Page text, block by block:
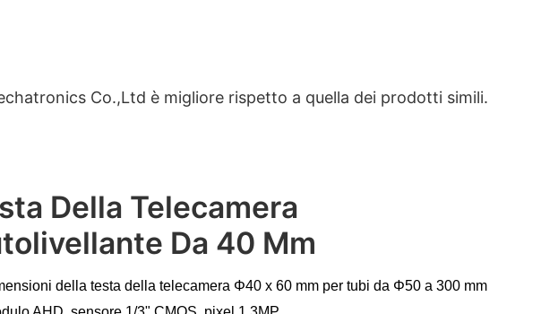
Co.,Ltd è migliore rispetto a quella dei prodotti simili.
Della Telecamera
Da 40 Mm
della testa della telecamera Φ40 x 60 mm per tubi da Φ50 a 300 mm